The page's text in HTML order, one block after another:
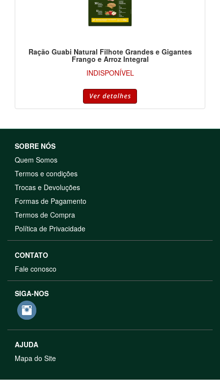
Ração Guabi Natural Filhote Grandes e Gigantes
Frango e Arroz Integral
INDISPONÍVEL
SOBRE NÓS
Quem Somos
Termos e condições
Trocas e Devoluções
Formas de Pagamento
Termos de Compra
Política de Privacidade
CONTATO
Fale conosco
SIGA-NOS
AJUDA
Mapa do Site